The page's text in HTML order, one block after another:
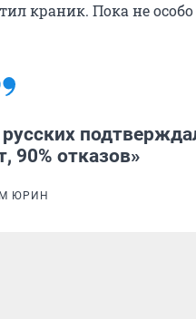
краник. Пока не
90% отказов»
ЮРИН